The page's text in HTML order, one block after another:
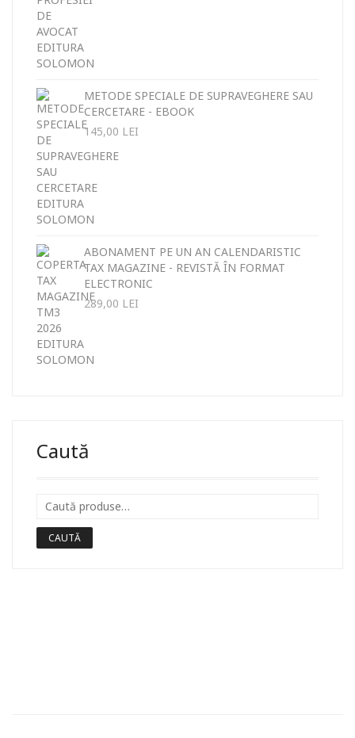
METODE SPECIALE DE SUPRAVEGHERE SAU
CERCETARE - EBOOK
145,00 LEI
ABONAMENT PE UN AN CALENDARISTIC
TAX MAGAZINE - REVISTĂ ÎN FORMAT
ELECTRONIC
289,00 LEI
Caută
CAUTĂ